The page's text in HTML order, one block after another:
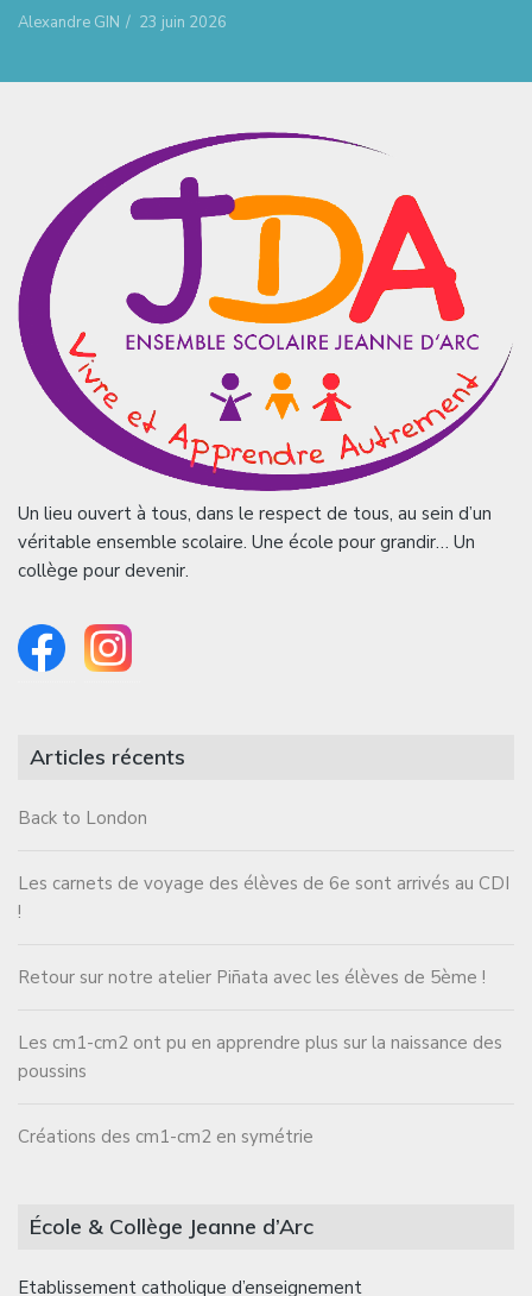
Alexandre GIN / 23 juin 2026
Un lieu ouvert à tous, dans le respect de tous, au sein d’un
véritable ensemble scolaire. Une école pour grandir… Un
collège pour devenir.
Articles récents
Back to London
Les carnets de voyage des élèves de 6e sont arrivés au CDI
!
Retour sur notre atelier Piñata avec les élèves de 5ème !
Les cm1-cm2 ont pu en apprendre plus sur la naissance des
poussins
Créations des cm1-cm2 en symétrie
École & Collège Jeanne d’Arc
Etablissement catholique d’enseignement